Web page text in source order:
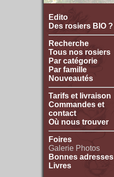
Edito
Des rosiers BIO ?
Recherche
Tous nos rosiers
Par catégorie
Par famille
Nouveautés
Tarifs et livraison
Commandes et
contact
Où nous trouver
Foires
Galerie Photos
Bonnes adresses
Livres